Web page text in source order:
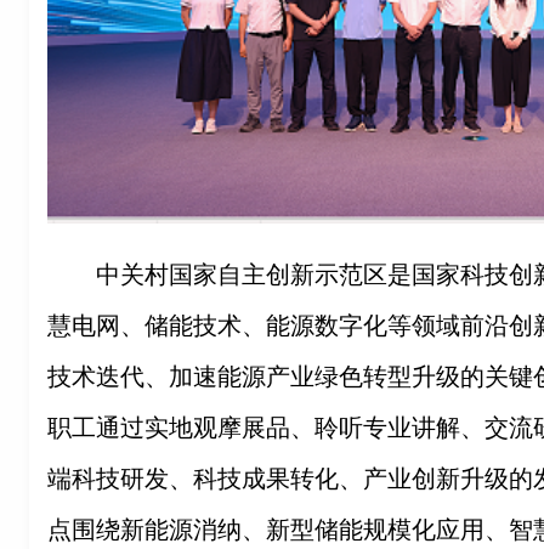
中关村国家自主创新示范区是国家科技
慧电网、储能技术、能源数字化等领域前沿
技术迭代、加速能源产业绿色转型升级的关
职工通过实地观摩展品、聆听专业讲解、交
端科技研发、科技成果转化、产业创新升级
点围绕新能源消纳、新型储能规模化应用、